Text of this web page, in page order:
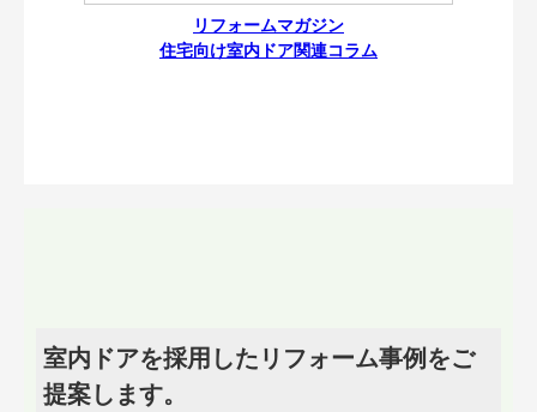
リフォームマガジン
住宅向け室内ドア関連コラム
室内ドアを採用したリフォーム事例をご
提案します。